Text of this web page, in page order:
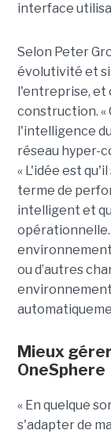
interface
Selon Peter
évolutivité et
l'entreprise, et
construction. «
l'intelligence
réseau hyper-
« L'idée est
terme de
intelligent et
opérationnelle.
ou d’autres
Mieux
OneSphere
« En quelque
s'adapter de